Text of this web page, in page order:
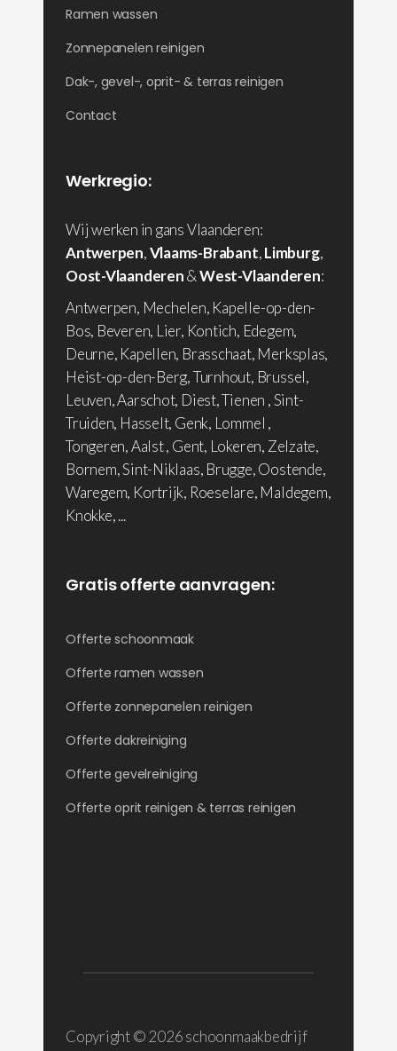
Ramen wassen
Zonnepanelen reinigen
Dak-, gevel-, oprit- & terras reinigen
Contact
Werkregio:
Wij werken in gans Vlaanderen:
Antwerpen,Vlaams-Brabant,Limburg,
Oost-Vlaanderen&West-Vlaanderen:
Antwerpen, Mechelen, Kapelle-op-den-
Bos, Beveren, Lier, Kontich, Edegem,
Deurne, Kapellen, Brasschaat, Merksplas,
Heist-op-den-Berg, Turnhout, Brussel,
Leuven, Aarschot, Diest, Tienen , Sint-
Truiden, Hasselt, Genk, Lommel ,
Tongeren, Aalst , Gent, Lokeren, Zelzate,
Bornem, Sint-Niklaas, Brugge, Oostende,
Waregem, Kortrijk, Roeselare, Maldegem,
Knokke, ...
Gratis offerte aanvragen:
Offerte schoonmaak
Offerte ramen wassen
Offerte zonnepanelen reinigen
Offerte dakreiniging
Offerte gevelreiniging
Offerte oprit reinigen & terras reinigen
Copyright © 2026 schoonmaakbedrijf